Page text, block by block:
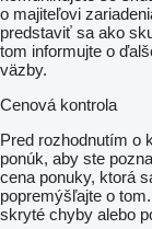
o majiteľovi
predstaviť sa ako
tom informujte o
väzby.
Cenová kontrola
Pred rozhodnutím o
ponúk, aby ste
cena ponuky, ktorá
popremýšľajte o
skryté chyby alebo